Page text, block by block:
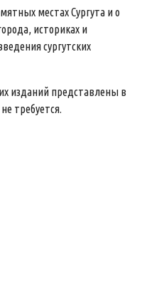
местах Сургута и о
историках и
сургутских
изданий представлены в
требуется.